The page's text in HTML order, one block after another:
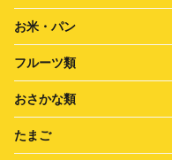
お米・パン
フルーツ類
おさかな類
たまご